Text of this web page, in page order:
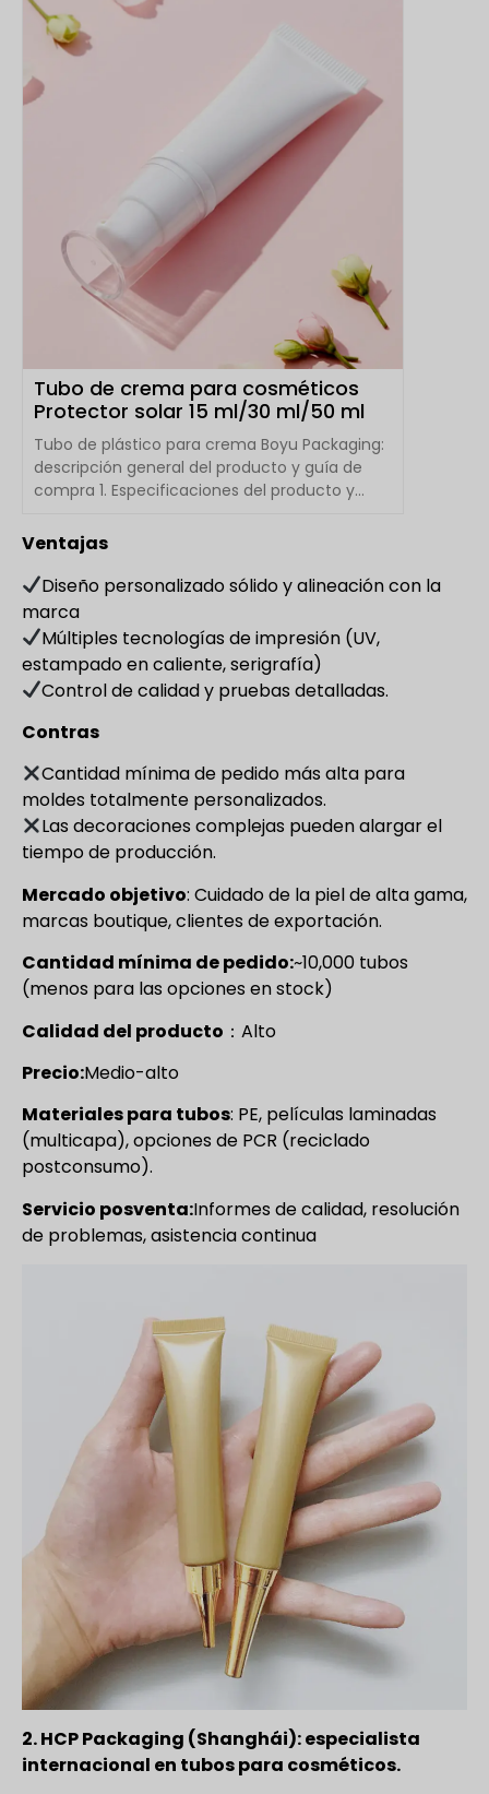
Tubo de crema para cosméticos
Protector solar 15 ml/30 ml/50 ml
Tubo de plástico para crema Boyu Packaging:
descripción general del producto y guía de
compra 1. Especificaciones del producto y
Ventajas
Diseño personalizado sólido y alineación con la
marca
Múltiples tecnologías de impresión (UV,
estampado en caliente, serigrafía)
Control de calidad y pruebas detalladas.
Contras
Cantidad mínima de pedido más alta para
moldes totalmente personalizados.
Las decoraciones complejas pueden alargar el
tiempo de producción.
Mercado objetivo: Cuidado de la piel de alta gama,
marcas boutique, clientes de exportación.
Cantidad mínima de pedido:~10,000 tubos
(menos para las opciones en stock)
Calidad del producto ：Alto
Precio:Medio-alto
Materiales para tubos: PE, películas laminadas
(multicapa), opciones de PCR (reciclado
postconsumo).
Servicio posventa:Informes de calidad, resolución
de problemas, asistencia continua
2. HCP Packaging (Shanghái): especialista
internacional en tubos para cosméticos.